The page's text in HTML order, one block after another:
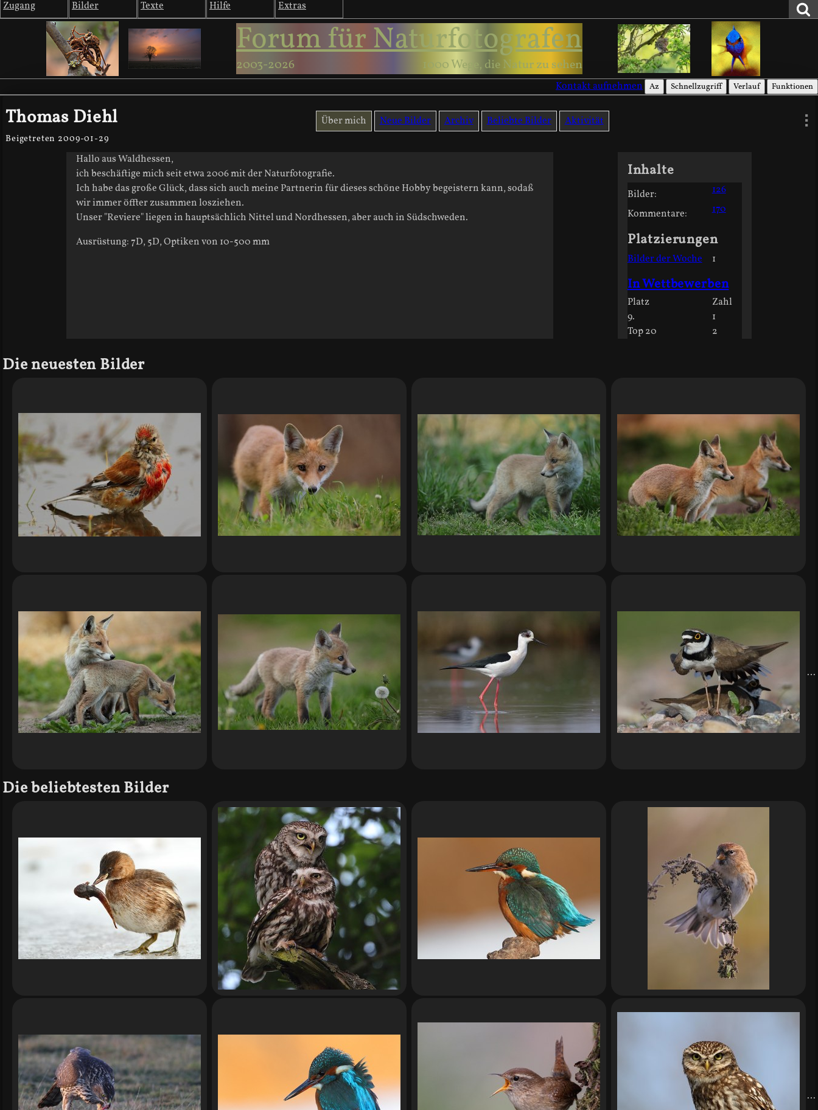
Zugang Bilder Texte Hilfe Extras
Forum für Naturfotografen
2003-2026 1000 Wege, die Natur zu sehen
Kontakt aufnehmen Az Schnellzugriff Verlauf Funktionen
Thomas Diehl
Beigetreten 2009-01-29
Über mich Neue Bilder Archiv Beliebte Bilder Aktivität
Hallo aus Waldhessen,
ich beschäftige mich seit etwa 2006 mit der Naturfotografie.
Ich habe das große Glück, dass sich auch meine Partnerin für dieses schöne Hobby begeistern kann, sodaß
wir immer öffter zusammen losziehen.
Unser "Reviere" liegen in hauptsächlich Nittel und Nordhessen, aber auch in Südschweden.
Ausrüstung: 7D, 5D, Optiken von 10-500 mm
Inhalte
Bilder:
126
Kommentare:
170
Platzierungen
Bilder der Woche 1
In Wettbewerben
Platz
Zahl
9.
1
Top 20
2
Die neuesten Bilder
Die beliebtesten Bilder